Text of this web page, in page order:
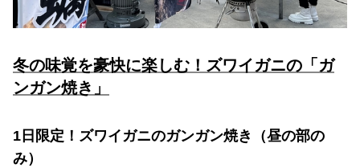
冬の味覚を豪快に楽しむ！ズワイガニの「ガ
ンガン焼き」
1日限定！ズワイガニのガンガン焼き（昼の部の
み）